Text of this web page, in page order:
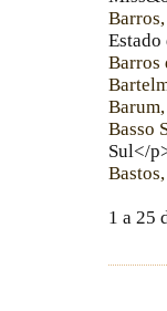
Estado
Barros
Basso
Sul</
1 a 25